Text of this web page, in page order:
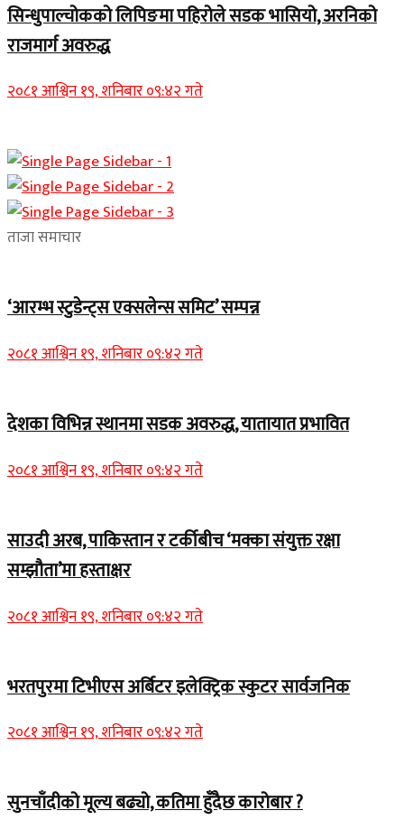
सिन्धुपाल्चोकको लिपिङमा पहिरोले सडक भासियो, अरनिको
राजमार्ग अवरुद्ध
२०८१ आश्विन १९, शनिबार ०९:४२ गते
ताजा समाचार
‘आरम्भ स्टुडेन्ट्स एक्सलेन्स समिट’ सम्पन्न
२०८१ आश्विन १९, शनिबार ०९:४२ गते
देशका विभिन्न स्थानमा सडक अवरुद्ध, यातायात प्रभावित
२०८१ आश्विन १९, शनिबार ०९:४२ गते
साउदी अरब, पाकिस्तान र टर्कीबीच ‘मक्का संयुक्त रक्षा
सम्झौता’मा हस्ताक्षर
२०८१ आश्विन १९, शनिबार ०९:४२ गते
भरतपुरमा टिभीएस अर्बिटर इलेक्ट्रिक स्कुटर सार्वजनिक
२०८१ आश्विन १९, शनिबार ०९:४२ गते
सुनचाँदीको मूल्य बढ्यो, कतिमा हुँदैछ कारोबार ?